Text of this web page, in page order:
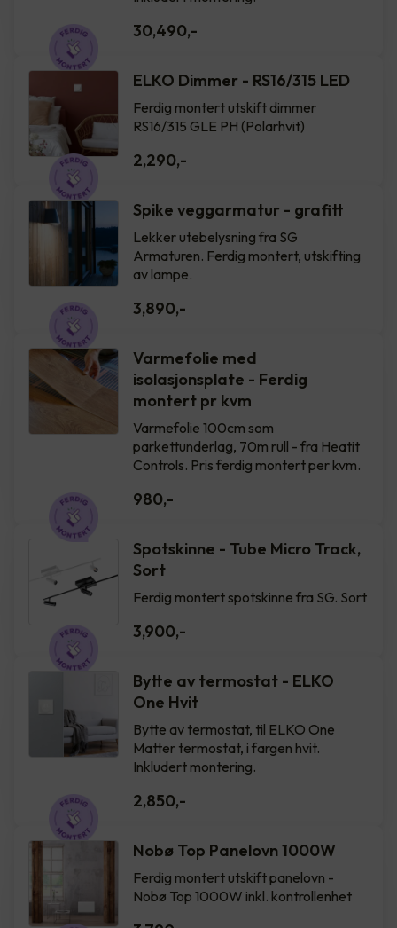
30,490,-
ELKO Dimmer - RS16/315 LED
Ferdig montert utskift dimmer
RS16/315 GLE PH (Polarhvit)
2,290,-
Spike veggarmatur - grafitt
Lekker utebelysning fra SG
Armaturen. Ferdig montert, utskifting
av lampe.
3,890,-
Varmefolie med
isolasjonsplate - Ferdig
montert pr kvm
Varmefolie 100cm som
parkettunderlag, 70m rull - fra Heatit
Controls. Pris ferdig montert per kvm.
980,-
Spotskinne - Tube Micro Track,
Sort
Ferdig montert spotskinne fra SG. Sort
3,900,-
Bytte av termostat - ELKO
One Hvit
Bytte av termostat, til ELKO One
Matter termostat, i fargen hvit.
Inkludert montering.
2,850,-
Nobø Top Panelovn 1000W
Ferdig montert utskift panelovn -
Nobø Top 1000W inkl. kontrollenhet